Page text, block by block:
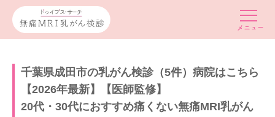
千葉県成田市の乳がん検診（5件）病院はこちら
【2026年最新】【医師監修】
20代・30代におすすめ痛くない無痛MRI乳がん